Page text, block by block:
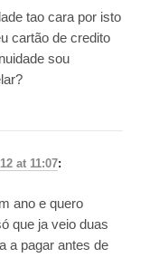
tao cara por isto
cartão de credito
sou
at 11:07:
ano e quero
que ja veio duas
a pagar antes de